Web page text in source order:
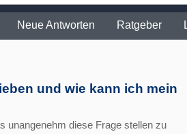
Neue Antworten Ratgeber
und wie kann ich mein
unangenehm diese Frage stellen zu